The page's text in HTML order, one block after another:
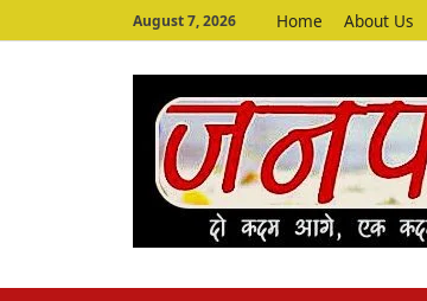
August 7, 2026 Home About Us